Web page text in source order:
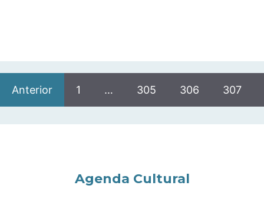
Anterior 1 … 305 306 307
Agenda Cultural